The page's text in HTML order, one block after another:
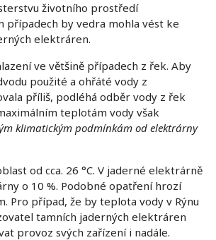
životního prostředí
případech by vedra mohla vést ke
elektráren.
ve většině případech z řek. Aby
použité a ohřáté vody z
příliš, podléhá odběr vody z řek
teplotám vody však
klimatickým podmínkám od elektrárny
od cca. 26 °C. V jaderné elektrárně
o 10 %. Podobné opatření hrozí
Pro případ, že by teplota vody v Rýnu
tamních jaderných elektráren
provoz svých zařízení i nadále.